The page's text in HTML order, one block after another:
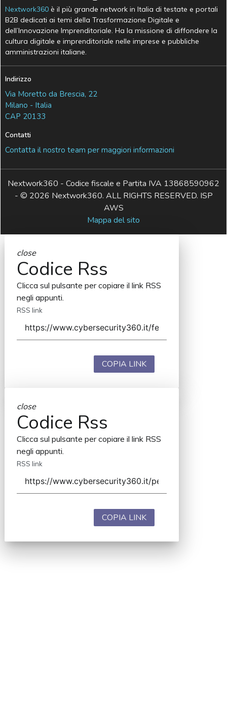
Nextwork360 è il più grande network in Italia di testate e portali
B2B dedicati ai temi della Trasformazione Digitale e
dell’Innovazione Imprenditoriale. Ha la missione di diffondere la
cultura digitale e imprenditoriale nelle imprese e pubbliche
amministrazioni italiane.
Indirizzo
Via Moretto da Brescia, 22
Milano - Italia
CAP 20133
Contatti
Contatta il nostro team per maggiori informazioni
Nextwork360 - Codice fiscale e Partita IVA 13868590962
- © 2026 Nextwork360. ALL RIGHTS RESERVED. ISP
AWS
Mappa del sito
close
Codice Rss
Clicca sul pulsante per copiare il link RSS
negli appunti.
RSS link
COPIA LINK
close
Codice Rss
Clicca sul pulsante per copiare il link RSS
negli appunti.
RSS link
COPIA LINK